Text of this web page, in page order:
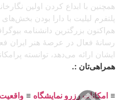
همچنین با ابداع کردن اولین
پلتفرم لیلیت با دارا بودن
هم‌اکنون بزرگترین دانشنامه
رسانهٔ فعال در عرصهٔ هنر ایران
ایشان ارائه می‌دهد، توانسته
همراهی‌تان :.
≡ امکانات رزرو نمایشگاه ≡